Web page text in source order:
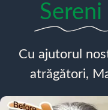
Sereni
Cu ajutorul
atrăgători,